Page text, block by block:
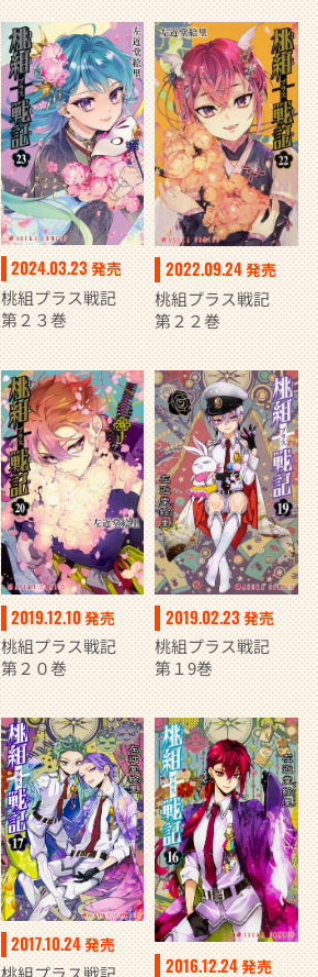
2024.03.23 発売
桃組プラス戦記
第２３巻
2022.09.24発売
桃組プラス戦記
第２２巻
2019.12.10発売
桃組プラス戦記
第２０巻
2019.02.23 発売
桃組プラス戦記
第１9巻
2017.10.24発売
2016.12.24発売